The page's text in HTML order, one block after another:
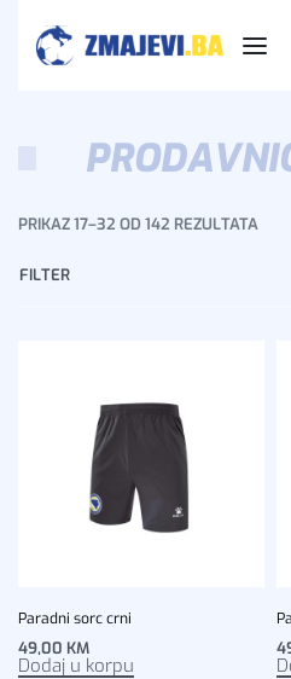
PRIKAZ 17–32 OD 142 REZULTATA
FILTER
Paradni sorc crni
49,00 KM
Dodaj u korpu